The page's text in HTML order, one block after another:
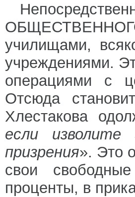
училищами,
учреждениями.
операциями с
Отсюда
Хлестакова
если изволите
призрения». Это
свои
проценты, в